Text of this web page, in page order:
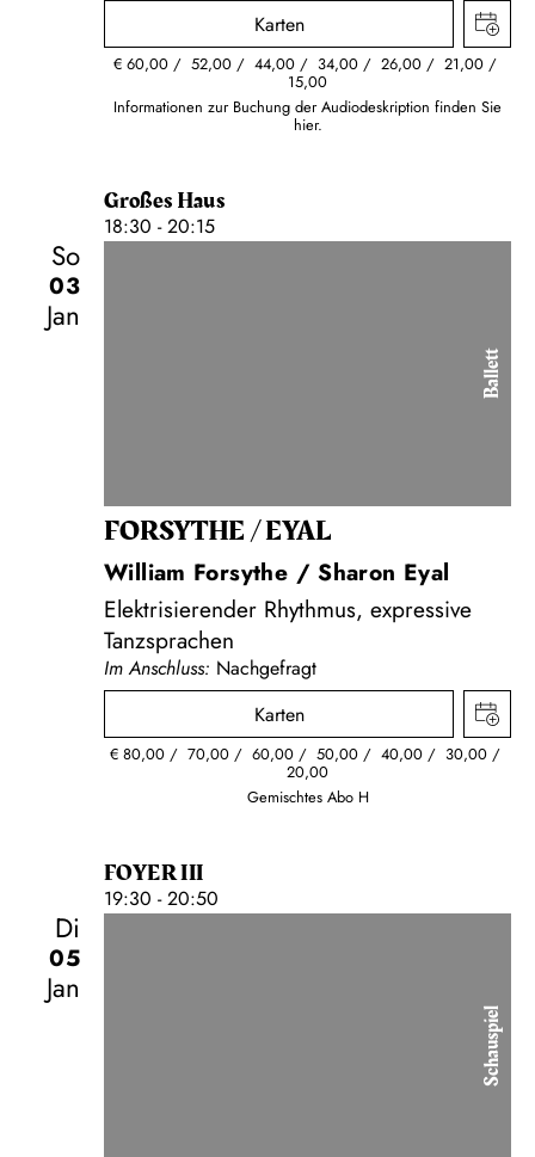
Karten
€ 60,00 52,00 44,00 34,00 26,00 21,00
15,00
Informationen zur Buchung der Audiodeskription finden Sie
hier.
Großes Haus
18:30 - 20:15
So
03
Jan
Ballett
FORSYTHE / EYAL
William Forsythe / Sharon Eyal
Elektrisierender Rhythmus, expressive
Tanzsprachen
Im Anschluss: Nachgefragt
Karten
€ 80,00 70,00 60,00 50,00 40,00 30,00
20,00
Gemischtes Abo H
FOYER III
19:30 - 20:50
Di
05
Jan
Schauspiel